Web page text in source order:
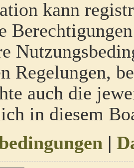
kann
Regelungen,
auch die
in diesem
|